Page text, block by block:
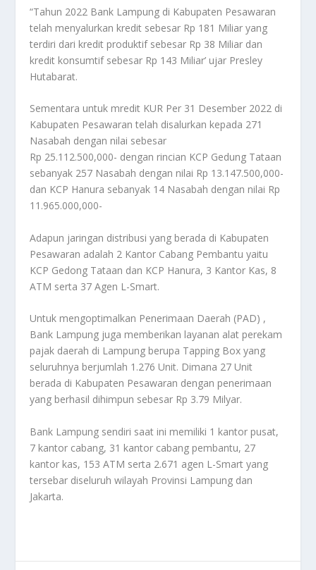
“Tahun 2022 Bank Lampung di Kabupaten Pesawaran
telah menyalurkan kredit sebesar Rp 181 Miliar yang
terdiri dari kredit produktif sebesar Rp 38 Miliar dan
kredit konsumtif sebesar Rp 143 Miliar’ ujar Presley
Hutabarat.
Sementara untuk mredit KUR Per 31 Desember 2022 di
Kabupaten Pesawaran telah disalurkan kepada 271
Nasabah dengan nilai sebesar
Rp 25.112.500,000- dengan rincian KCP Gedung Tataan
sebanyak 257 Nasabah dengan nilai Rp 13.147.500,000-
dan KCP Hanura sebanyak 14 Nasabah dengan nilai Rp
11.965.000,000-
Adapun jaringan distribusi yang berada di Kabupaten
Pesawaran adalah 2 Kantor Cabang Pembantu yaitu
KCP Gedong Tataan dan KCP Hanura, 3 Kantor Kas, 8
ATM serta 37 Agen L-Smart.
Untuk mengoptimalkan Penerimaan Daerah (PAD) ,
Bank Lampung juga memberikan layanan alat perekam
pajak daerah di Lampung berupa Tapping Box yang
seluruhnya berjumlah 1.276 Unit. Dimana 27 Unit
berada di Kabupaten Pesawaran dengan penerimaan
yang berhasil dihimpun sebesar Rp 3.79 Milyar.
Bank Lampung sendiri saat ini memiliki 1 kantor pusat,
7 kantor cabang, 31 kantor cabang pembantu, 27
kantor kas, 153 ATM serta 2.671 agen L-Smart yang
tersebar diseluruh wilayah Provinsi Lampung dan
Jakarta.